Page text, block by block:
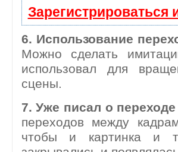
Зарегистрироваться
6. Использование
Можно сделать
использовал для
сцены.
7. Уже писал о
переходов между
чтобы и картинка и